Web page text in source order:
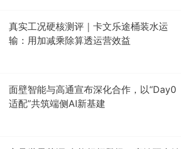
真实工况硬核测评｜卡文乐途桶装水运
输：用加减乘除算透运营效益
面壁智能与高通宣布深化合作，以“Day0
适配”共筑端侧AI新基建